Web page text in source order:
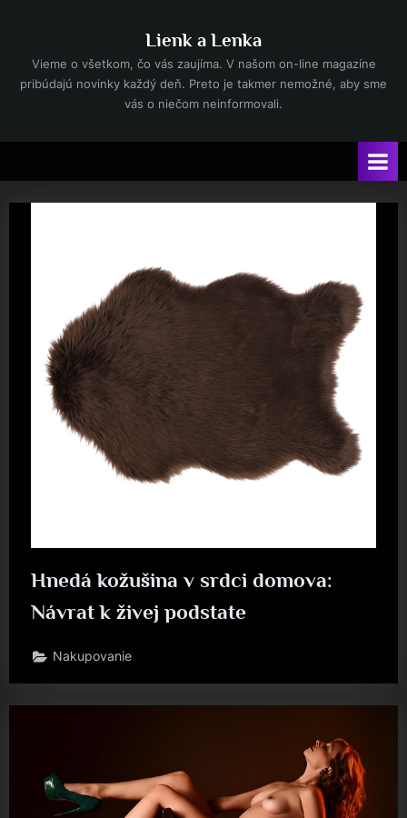
content
Lienk a Lenka
Vieme o všetkom, čo vás zaujíma. V našom on-line magazíne
pribúdajú novinky každý deň. Preto je takmer nemožné, aby sme
vás o niečom neinformovali.
Hnedá kožušina v srdci domova:
Návrat k živej podstate
Nakupovanie